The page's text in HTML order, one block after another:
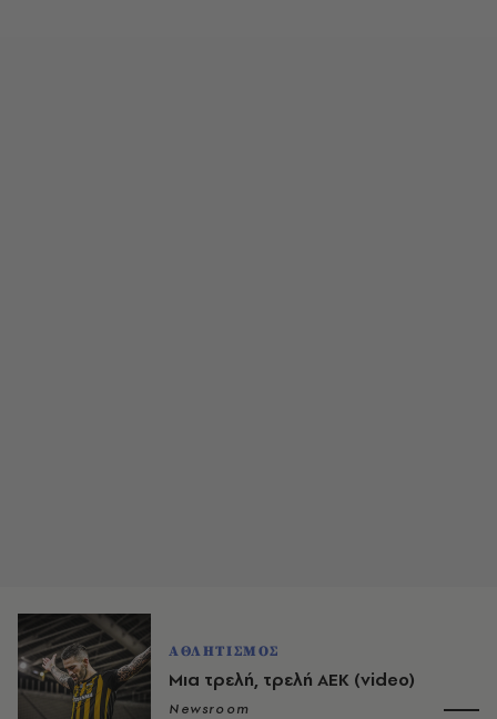
ΑΘΛΗΤΙΣΜΟΣ
Μια τρελή, τρελή ΑΕΚ (video)
Newsroom